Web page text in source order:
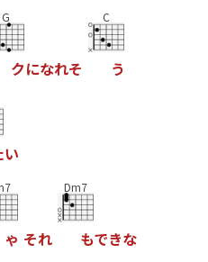
G
クになれそ
C
う
い
ゃ それ
Dm7
もできな